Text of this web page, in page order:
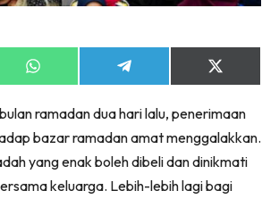
Share
on
Share
on
Share
on
(Twitter)
ramadan dua hari lalu, penerimaan
bazar ramadan amat menggalakkan.
yang enak boleh dibeli dan dinikmati
keluarga. Lebih-lebih lagi bagi